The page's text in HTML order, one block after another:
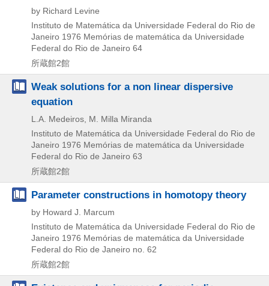
by Richard Levine
Instituto de Matemática da Universidade Federal do Rio de
Janeiro 1976 Memórias de matemática da Universidade
Federal do Rio de Janeiro 64
所蔵館2館
Weak solutions for a non linear dispersive
equation
L.A. Medeiros, M. Milla Miranda
Instituto de Matemática da Universidade Federal do Rio de
Janeiro 1976 Memórias de matemática da Universidade
Federal do Rio de Janeiro 63
所蔵館2館
Parameter constructions in homotopy theory
by Howard J. Marcum
Instituto de Matemática da Universidade Federal do Rio de
Janeiro 1976 Memórias de matemática da Universidade
Federal do Rio de Janeiro no. 62
所蔵館2館